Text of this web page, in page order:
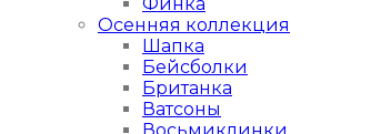
Осенняя коллекция
Шапка
Бейсболки
Британка
Ватсоны